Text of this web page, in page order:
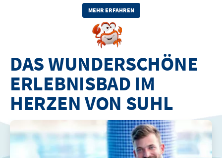
MEHR ERFAHREN
DAS WUNDERSCHÖNE
ERLEBNISBAD IM
HERZEN VON SUHL